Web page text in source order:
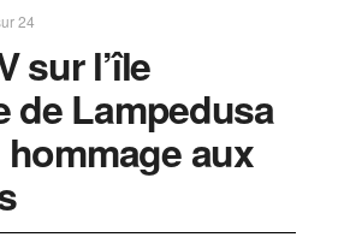
24
sur l’île
de Lampedusa
aux